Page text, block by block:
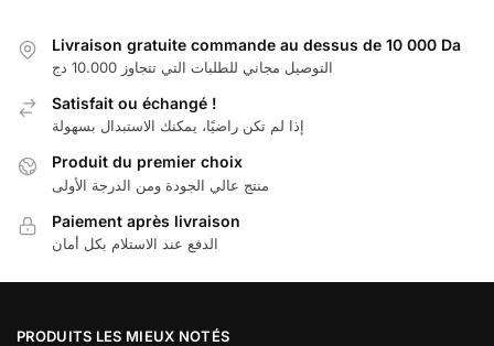
Livraison gratuite commande au dessus de 10 000 Da
التوصيل مجاني للطلبات التي تتجاوز 10.000 دج
Satisfait ou échangé !
إذا لم تكن راضيًا، يمكنك الاستبدال بسهولة
Produit du premier choix
منتج عالي الجودة ومن الدرجة الأولى
Paiement après livraison
الدفع عند الاستلام بكل أمان
PRODUITS LES MIEUX NOTÉS